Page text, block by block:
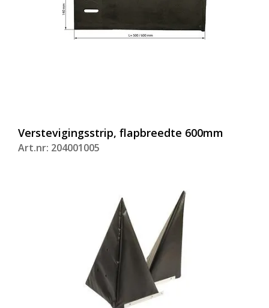
Verstevigingsstrip, flapbreedte 600mm
Art.nr: 204001005